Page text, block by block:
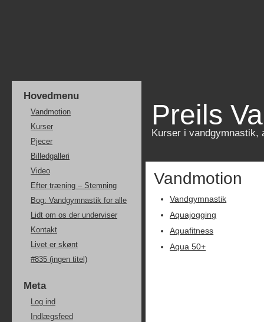
Hovedmenu
Vandmotion
Kurser
Pjecer
Billedgalleri
Video
Efter træning – Stemning
Bog: Vandgymnastik for alle
Lidt om os der underviser
Kontakt
Livet er skønt
#835 (ingen titel)
Meta
Log ind
Indlægsfeed
Preils
Kurser i vandgymnastik,
Vandmotion
Vandgymnastik
Aquajogging
Aquafitness
Aqua 50+